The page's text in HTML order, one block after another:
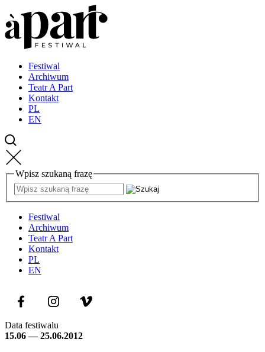
Przejdź
do
strony
głównej
Przejdź
do
treści
Przejdź
do
kontaktu
Festiwal
Archiwum
Teatr A Part
Kontakt
PL
EN
Wpisz szukaną frazę
Festiwal
Archiwum
Teatr A Part
Kontakt
PL
EN
Data festiwalu
15.06 — 25.06.2012